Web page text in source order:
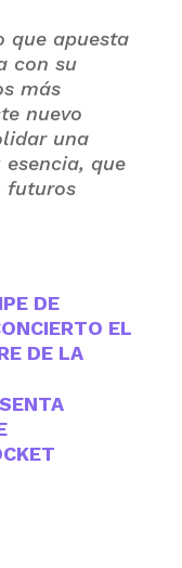
que apuesta
con su
más
nuevo
una
que
futuros
DE
EL
DE LA